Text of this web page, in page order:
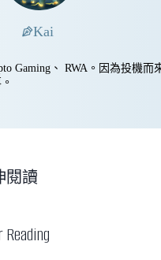
Kai
Gaming、 RWA。因為投機而
Reading
閱讀